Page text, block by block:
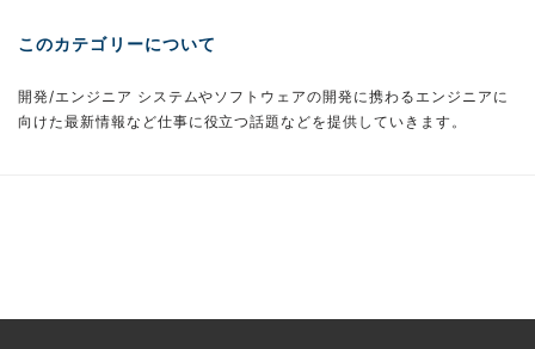
このカテゴリーについて
開発/エンジニア システムやソフトウェアの開発に携わるエンジニアに
向けた最新情報など仕事に役立つ話題などを提供していきます。